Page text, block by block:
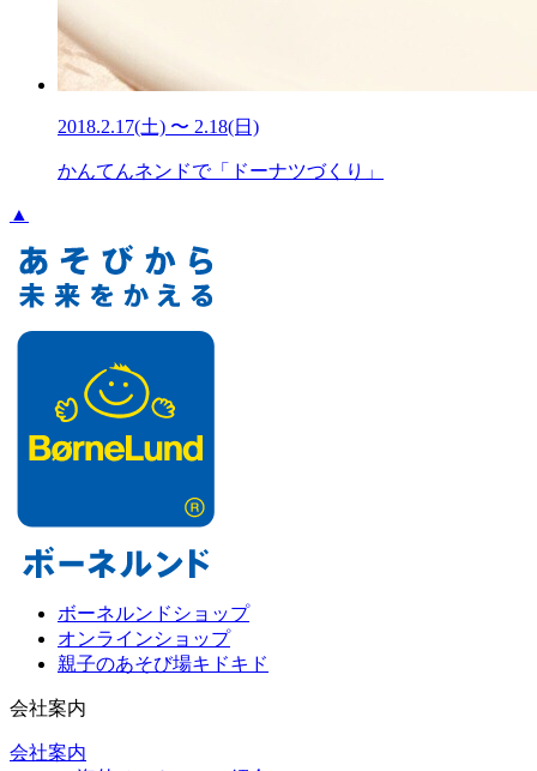
2018.2.17(土) 〜 2.18(日)
かんてんネンドで「ドーナツづくり」
▲
ボーネルンドショップ
オンラインショップ
親子のあそび場キドキド
会社案内
会社案内